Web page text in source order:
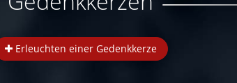
Erleuchten einer Gedenkkerze